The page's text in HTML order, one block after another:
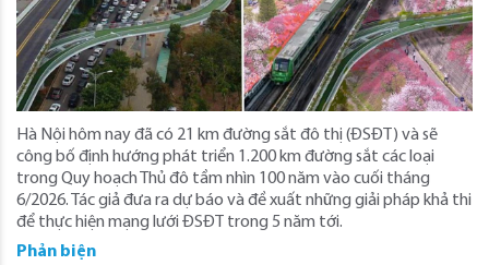
Hà Nội hôm nay đã có 21 km đường sắt đô thị (ĐSĐT) và sẽ
công bố định hướng phát triển 1.200 km đường sắt các loại
trong Quy hoạch Thủ đô tầm nhìn 100 năm vào cuối tháng
6/2026. Tác giả đưa ra dự báo và đề xuất những giải pháp khả thi
để thực hiện mạng lưới ĐSĐT trong 5 năm tới.
Phản biện